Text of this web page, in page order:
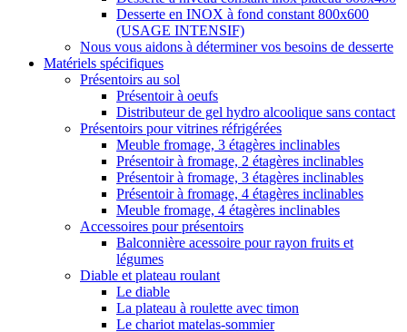
Desserte en INOX à fond constant 800x600
(USAGE INTENSIF)
Nous vous aidons à déterminer vos besoins de desserte
Matériels spécifiques
Présentoirs au sol
Présentoir à oeufs
Distributeur de gel hydro alcoolique sans contact
Présentoirs pour vitrines réfrigérées
Meuble fromage, 3 étagères inclinables
Présentoir à fromage, 2 étagères inclinables
Présentoir à fromage, 3 étagères inclinables
Présentoir à fromage, 4 étagères inclinables
Meuble fromage, 4 étagères inclinables
Accessoires pour présentoirs
Balconnière acessoire pour rayon fruits et
légumes
Diable et plateau roulant
Le diable
La plateau à roulette avec timon
Le chariot matelas-sommier